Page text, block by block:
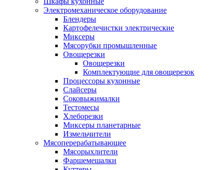
Электромеханическое оборудование
Блендеры
Картофелечистки электрические
Миксеры
Мясорубки промышленные
Овощерезки
Овощерезки
Комплектующие для овощерезок
Процессоры кухонные
Слайсеры
Соковыжималки
Тестомесы
Хлеборезки
Миксеры планетарные
Измельчители
Мясоперерабатывающее
Мясорыхлители
Фаршемешалки